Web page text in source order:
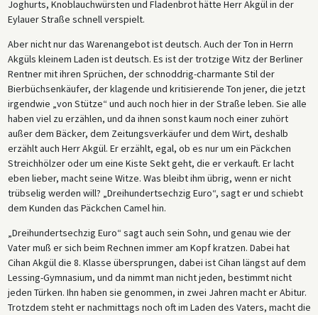
Joghurts, Knoblauchwürsten und Fladenbrot hätte Herr Akgül in der
Eylauer Straße schnell verspielt.
Aber nicht nur das Warenangebot ist deutsch. Auch der Ton in Herrn
Akgüls kleinem Laden ist deutsch. Es ist der trotzige Witz der Berliner
Rentner mit ihren Sprüchen, der schnoddrig-charmante Stil der
Bierbüchsenkäufer, der klagende und kritisierende Ton jener, die jetzt
irgendwie „von Stütze“ und auch noch hier in der Straße leben. Sie alle
haben viel zu erzählen, und da ihnen sonst kaum noch einer zuhört
außer dem Bäcker, dem Zeitungsverkäufer und dem Wirt, deshalb
erzählt auch Herr Akgül. Er erzählt, egal, ob es nur um ein Päckchen
Streichhölzer oder um eine Kiste Sekt geht, die er verkauft. Er lacht
eben lieber, macht seine Witze. Was bleibt ihm übrig, wenn er nicht
trübselig werden will? „Dreihundertsechzig Euro“, sagt er und schiebt
dem Kunden das Päckchen Camel hin.
„Dreihundertsechzig Euro“ sagt auch sein Sohn, und genau wie der
Vater muß er sich beim Rechnen immer am Kopf kratzen. Dabei hat
Cihan Akgül die 8. Klasse übersprungen, dabei ist Cihan längst auf dem
Lessing-Gymnasium, und da nimmt man nicht jeden, bestimmt nicht
jeden Türken. Ihn haben sie genommen, in zwei Jahren macht er Abitur.
Trotzdem steht er nachmittags noch oft im Laden des Vaters, macht die